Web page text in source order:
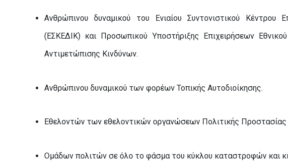
Ανθρώπινου δυναμικού του Ενιαίου Συντονιστικού Κέντρου
(ΕΣΚΕΔΙΚ) και Προσωπικού Υποστήριξης Επιχειρήσεων
Αντιμετώπισης Κινδύνων.
Ανθρώπινου δυναμικού των φορέων Τοπικής Αυτοδιοίκησης.
Εθελοντών των εθελοντικών οργανώσεων Πολιτικής Προστασίας
Ομάδων πολιτών σε όλο το φάσμα του κύκλου καταστροφών και